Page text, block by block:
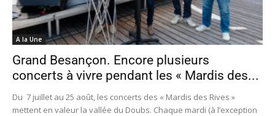
A la Une
Grand Besançon. Encore plusieurs
concerts à vivre pendant les « Mardis des...
Du 7 juillet au 25 août, les concerts des « Mardis des Rives »
mettent en valeur la vallée du Doubs. Chaque mardi (à l’exception